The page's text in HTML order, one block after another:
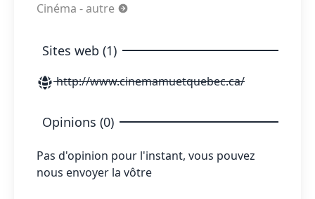
Cinéma - autre
Sites web (1)
http://www.cinemamuetquebec.ca/
Opinions (0)
Pas d'opinion pour l'instant, vous pouvez
nous envoyer la vôtre